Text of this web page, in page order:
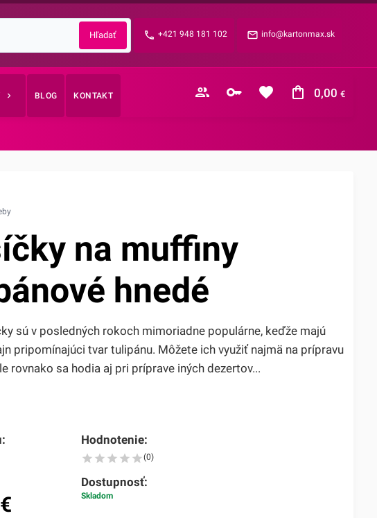
info@kartonmax.sk
+421 948 181 102
BLOG KONTAKT 0,00€
Zabudnuté heslo?
na muffiny
hnedé
sú v posledných rokoch mimoriadne populárne, keďže majú
pripomínajúci tvar tulipánu. Môžete ich využiť najmä na prípravu
rovnako sa hodia aj pri príprave iných dezertov...
Hodnotenie:
(0)
€
Dostupnosť:
Skladom